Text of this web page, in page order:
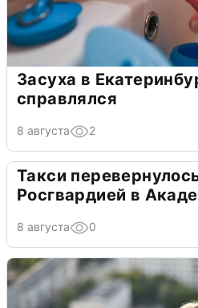
Засуха в
справлялся
8 августа 2
Такси
Росгвардией в
8 августа 0